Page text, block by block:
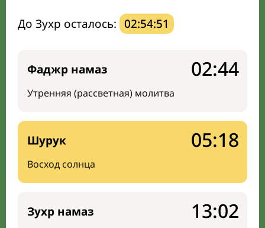
До Зухр осталось: 02:54:50
Фаджр намаз
Утренняя (рассветная) молитва
02:44
Шурук
Восход солнца
05:18
Зухр намаз 13:02